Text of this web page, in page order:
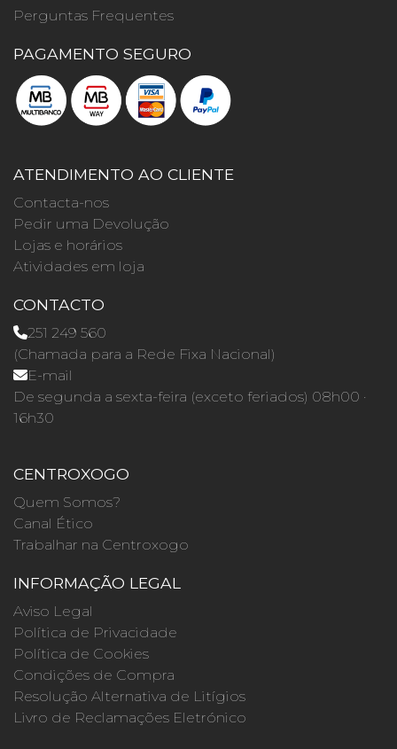
Perguntas Frequentes
PAGAMENTO SEGURO
ATENDIMENTO AO CLIENTE
Contacta-nos
Pedir uma Devolução
Lojas e horários
Atividades em loja
CONTACTO
251 249 560
(Chamada para a Rede Fixa Nacional)
E-mail
De segunda a sexta-feira (exceto feriados) 08h00 ·
16h30
CENTROXOGO
Quem Somos?
Canal Ético
Trabalhar na Centroxogo
INFORMAÇÃO LEGAL
Aviso Legal
Política de Privacidade
Política de Cookies
Condições de Compra
Resolução Alternativa de Litígios
Livro de Reclamações Eletrónico